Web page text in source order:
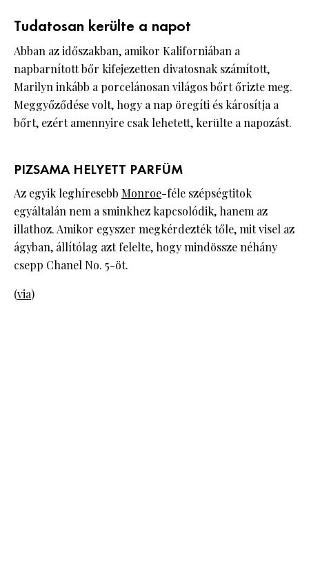
Tudatosan kerülte a napot
Abban az időszakban, amikor Kaliforniában a
napbarnított bőr kifejezetten divatosnak számított,
Marilyn inkább a porcelánosan világos bőrt őrizte meg.
Meggyőződése volt, hogy a nap öregíti és károsítja a
bőrt, ezért amennyire csak lehetett, kerülte a napozást.
PIZSAMA HELYETT PARFÜM
Az egyik leghíresebb Monroe-féle szépségtitok
egyáltalán nem a sminkhez kapcsolódik, hanem az
illathoz. Amikor egyszer megkérdezték tőle, mit visel az
ágyban, állítólag azt felelte, hogy mindössze néhány
csepp Chanel No. 5-öt.
(via)